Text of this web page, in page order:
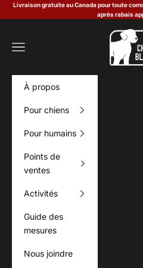
Passer au contenu
Livraison gratuite au Canada pour toute
après rabais
Le
Menu
À propos
Pour chiens
Pour humains
Points de
ventes
Activités
Guide des
mesures
Nous joindre